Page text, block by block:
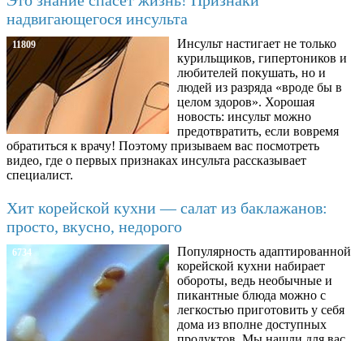
надвигающегося инсульта
11809
Инсульт настигает не только
курильщиков, гипертоников и
любителей покушать, но и
людей из разряда «вроде бы в
целом здоров». Хорошая
новость: инсульт можно
предотвратить, если вовремя
обратиться к врачу! Поэтому призываем вас посмотреть
видео, где о первых признаках инсульта рассказывает
специалист.
Хит корейской кухни — салат из баклажанов:
просто, вкусно, недорого
6734
Популярность адаптированной
корейской кухни набирает
обороты, ведь необычные и
пикантные блюда можно с
легкостью приготовить у себя
дома из вполне доступных